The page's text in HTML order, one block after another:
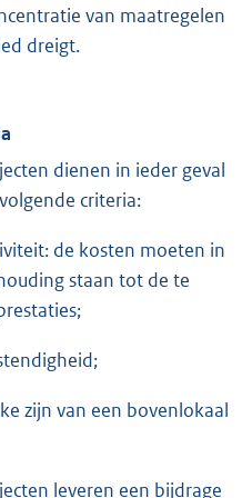
van maatregelen
dreigt.
dienen in ieder geval
criteria:
de kosten moeten in
staan tot de te
zijn van een bovenlokaal
leveren een bijdrage